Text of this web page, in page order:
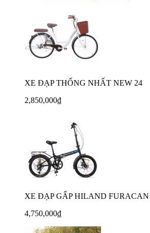
XE ĐẠP THỐNG NHẤT NEW 24
2,850,000₫
XE ĐẠP GẤP HILAND FURACAN
4,750,000₫